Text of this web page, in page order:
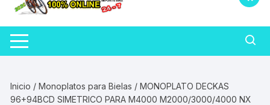
Inicio /Monoplatos para Bielas / MONOPLATO DECKAS
96+94BCD SIMETRICO PARA M4000 M2000/3000/4000 NX